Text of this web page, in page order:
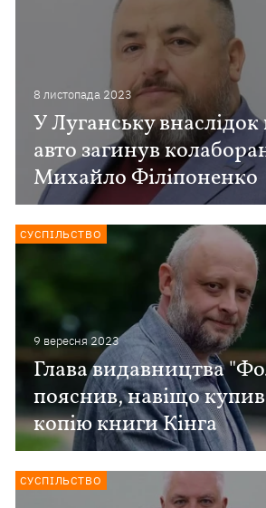
8 листопада 2023
У Луганську внаслідок
авто загинув
Михайло Філіпоненко
9 вересня 2023
Глава видавництва
пояснив, навіщо купив
копію книги Кінга
СУСПІЛЬСТВО
СУСПІЛЬСТВО